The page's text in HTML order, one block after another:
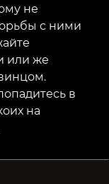
не
с ними
или же
в
на